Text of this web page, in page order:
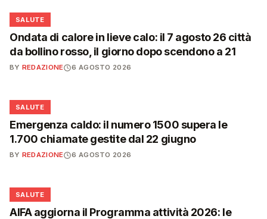
❤️
SALUTE
Ondata di calore in lieve calo: il 7 agosto 26 città
da bollino rosso, il giorno dopo scendono a 21
BY REDAZIONE 6 AGOSTO 2026
❤️
SALUTE
Emergenza caldo: il numero 1500 supera le
1.700 chiamate gestite dal 22 giugno
BY REDAZIONE 6 AGOSTO 2026
❤️
SALUTE
AIFA aggiorna il Programma attività 2026: le